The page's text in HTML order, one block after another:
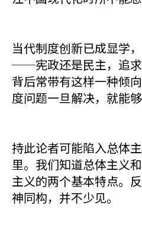
当代制度创新已成显学
──宪政还是民主，追
背后常带有这样一种倾
度问题一旦解决，就能
持此论者可能陷入总体
里。我们知道总体主义
主义的两个基本特点。
神同构，并不少见。